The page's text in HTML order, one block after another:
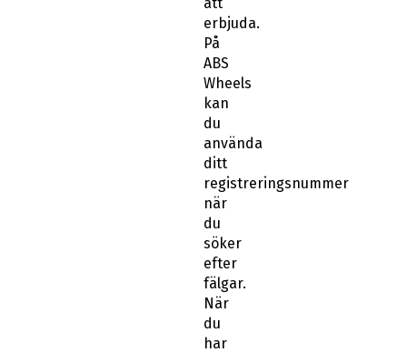
erbjuda.
På
ABS
Wheels
kan
du
använda
ditt
registreringsnummer
när
du
söker
efter
fälgar.
När
du
har